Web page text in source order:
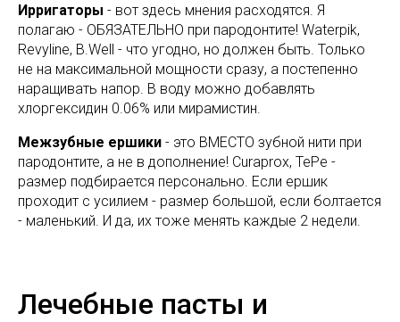
Ирригаторы - вот здесь мнения расходятся. Я
полагаю - ОБЯЗАТЕЛЬНО при пародонтите! Waterpik,
Revyline, B.Well - что угодно, но должен быть. Только
не на максимальной мощности сразу, а постепенно
наращивать напор. В воду можно добавлять
хлоргексидин 0.06% или мирамистин.
Межзубные ершики - это ВМЕСТО зубной нити при
пародонтите, а не в дополнение! Curaprox, TePe -
размер подбирается персонально. Если ершик
проходит с усилием - размер большой, если болтается
- маленький. И да, их тоже менять каждые 2 недели.
Лечебные пасты и